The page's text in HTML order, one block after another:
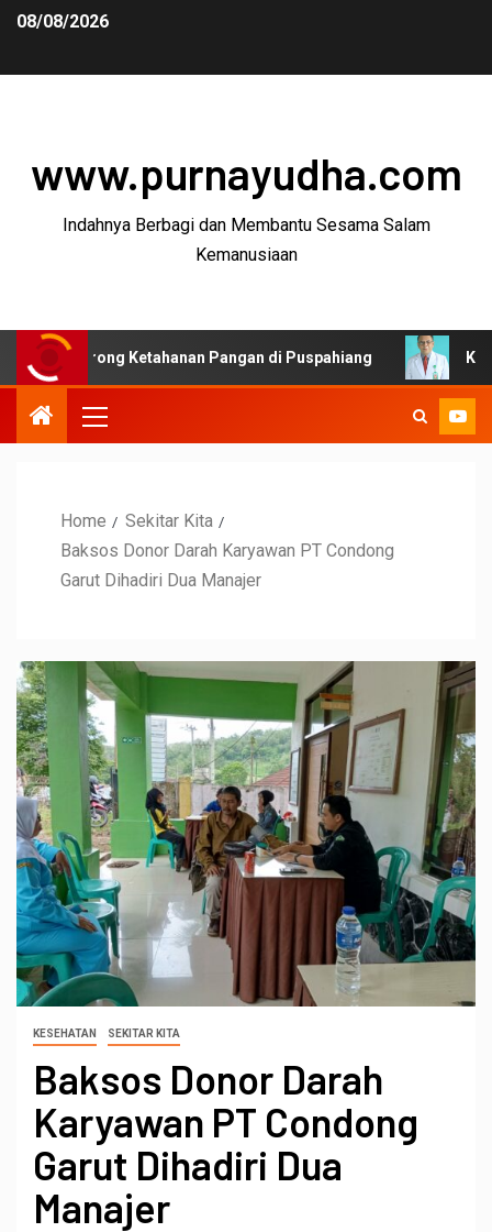
08/08/2026
www.purnayudha.com
Indahnya Berbagi dan Membantu Sesama Salam
Kemanusiaan
Ketahanan Pangan di Puspahiang Ketua MKEK
Home
Sekitar Kita
Baksos Donor Darah Karyawan PT Condong
Garut Dihadiri Dua Manajer
KESEHATAN SEKITAR KITA
Baksos Donor Darah
Karyawan PT Condong
Garut Dihadiri Dua
Manajer